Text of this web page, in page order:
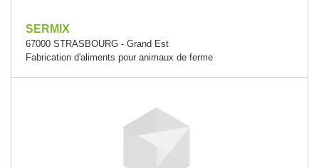
SERMIX
67000 STRASBOURG - Grand Est
Fabrication d'aliments pour animaux de ferme